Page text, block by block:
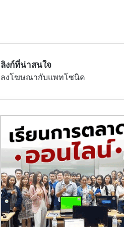
ลิงก์ที่น่าสนใจ
ลงโฆษณากับแพทโซนิค